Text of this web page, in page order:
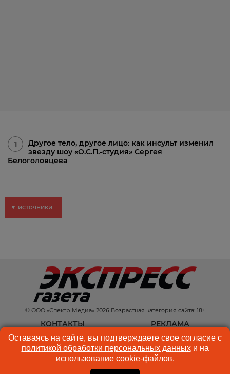
1
Другое тело, другое лицо: как инсульт изменил
звезду шоу «О.С.П.-студия» Сергея
Белоголовцева
▼ источники
© ООО «Спектр Медиа» 2026 Возрастная категория сайта: 18+
КОНТАКТЫ
РЕКЛАМА
КУКИ-ФАЙЛЫ
ПОЛЬЗОВАТЕЛЬСКОЕ
СОГЛАШЕНИЕ
Оставаясь на сайте, вы подтверждаете свое согласие с
политикой обработки персональных данныхи на
использование cookie-файлов.